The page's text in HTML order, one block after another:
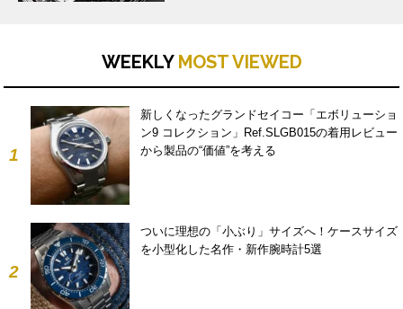
WEEKLY MOST VIEWED
1
新しくなったグランドセイコー「エボリューショ
ン9 コレクション」Ref.SLGB015の着用レビュー
から製品の“価値”を考える
2
ついに理想の「小ぶり」サイズへ！ケースサイズ
を小型化した名作・新作腕時計5選